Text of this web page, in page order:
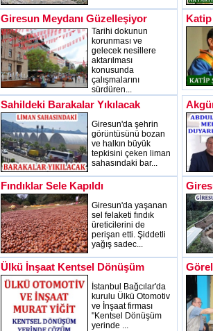
Giresun Meydanı Güzelleşiyor
Tarihi dokunun
korunması ve
gelecek nesillere
aktarılması
konusunda
çalışmalarını
sürdüren...
Sahildeki Barakalar Yıkılacak
Giresun'da şehrin
görüntüsünü bozan
ve halkın büyük
tepkisini çeken liman
sahasındaki bar...
Fındıklar Sele Kapıldı
Giresun'da yaşanan
sel felaketi fındık
üreticilerini de
perişan etti. Şiddetli
yağış sadec...
Ülkü İnşaat Kentsel Dönüşüm
İstanbul Bağcılar'da
kurulu Ülkü Otomotiv
ve İnşaat firması
"Kentsel Dönüşüm
yerinde ...